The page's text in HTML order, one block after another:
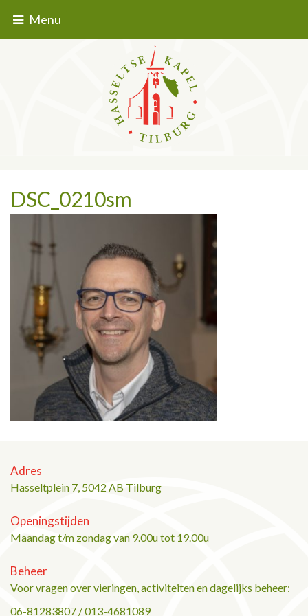
Menu
DSC_0210sm
Adres
Hasseltplein 7, 5042 AB Tilburg
Openingstijden
Maandag t/m zondag van 9.00u tot 19.00u
Beheer
Voor vragen over vieringen, activiteiten en dagelijks beheer:
06-81283807 / 013-4681089